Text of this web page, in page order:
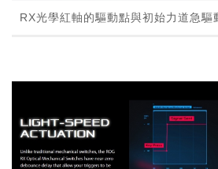
RX光學紅軸的驅動點與初始力道急驅